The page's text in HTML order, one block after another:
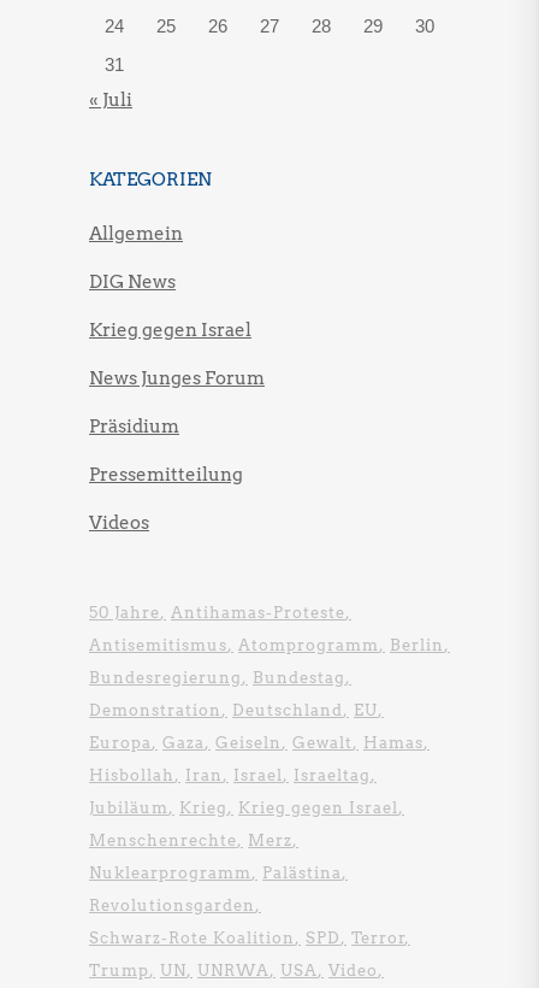
24
25 26 27 28 29
30
31
« Juli
KATEGORIEN
Allgemein
DIG News
Krieg gegen Israel
News Junges Forum
Präsidium
Pressemitteilung
Videos
50 Jahre
Antihamas-Proteste
Antisemitismus
Atomprogramm
Berlin
Bundesregierung
Bundestag
Demonstration
Deutschland
EU
Europa
Gaza Geiseln Gewalt
Hamas
Hisbollah
Iran Israel
Israeltag
Jubiläum
Krieg
Krieg gegen Israel
Menschenrechte
Merz
Nuklearprogramm
Palästina
Revolutionsgarden
Schwarz-Rote Koalition
SPD
Terror
Trump
UN UNRWA USA
Video